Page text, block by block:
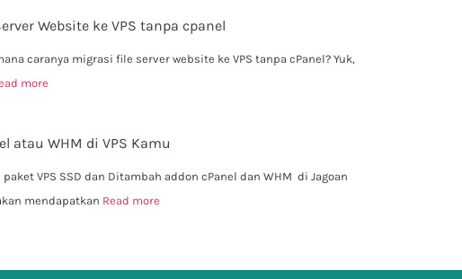
Website ke VPS tanpa cpanel
caranya migrasi file server website ke VPS tanpa cPanel? Yuk,
more
atau WHM di VPS Kamu
VPS SSD dan Ditambah addon cPanel dan WHM di Jagoan
mendapatkan Read more